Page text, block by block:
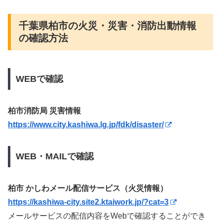
千葉県柏市の火災・災害・消防出動情報
の確認方法
WEBで確認
柏市消防局 災害情報
https://www.city.kashiwa.lg.jp/fdk/disaster/
WEB・MAILで確認
柏市 かしわメール配信サービス（火災情報）
https://kashiwa-city.site2.ktaiwork.jp/?cat=3
メールサービスの配信内容をWebで確認することができ